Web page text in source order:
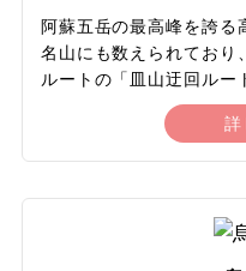
す。砂千里ヶ浜から阿蘇
ートも人気です。
阿蘇五岳の最高峰を誇
名山にも数えられており
ルートの「皿山迂回ルー
開通し、噴火警戒レベル
ました。高岳の山頂から
り、阿蘇カルデラの風景
シマ」の群生地として
は、山頂付近の「天狗の
詳